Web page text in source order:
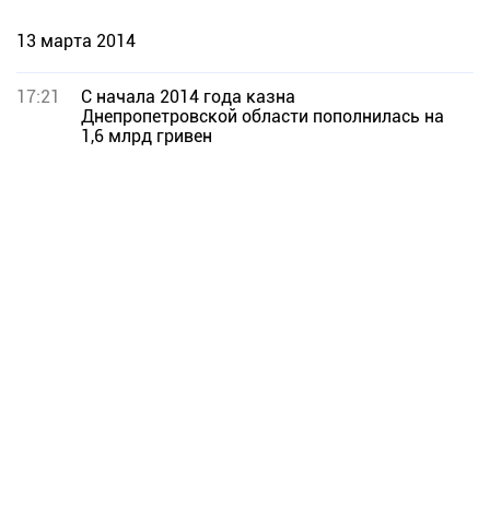
13 марта 2014
17:21
С начала 2014 года казна
Днепропетровской области пополнилась на
1,6 млрд гривен